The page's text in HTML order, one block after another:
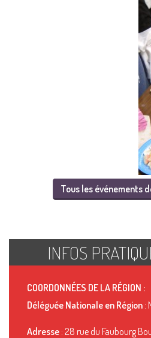
Tous les événements
INFOS
COORDONNÉES DE LA RÉGION :
Déléguée Nationale en Région :
Adresse : 28 rue du Faubourg